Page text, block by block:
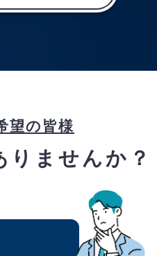
望の皆様
りませんか？